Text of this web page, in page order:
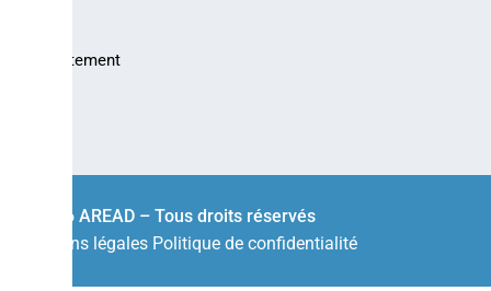
Recrutement
© 2026 AREAD – Tous droits réservés
Mentions légales Politique de confidentialité